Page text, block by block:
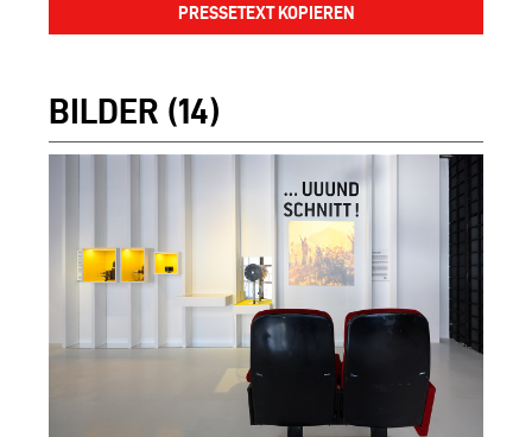
PRESSETEXT KOPIEREN
BILDER (14)